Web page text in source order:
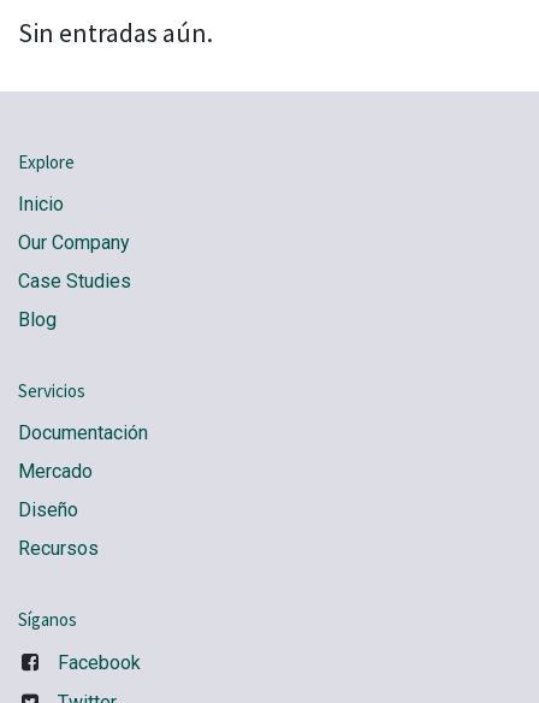
Sin entradas aún.
Explore
Inicio
Our Company
Case Studies
Blog
Servicios
Documentación
Mercado
Diseño
Recursos
Síganos
Facebook